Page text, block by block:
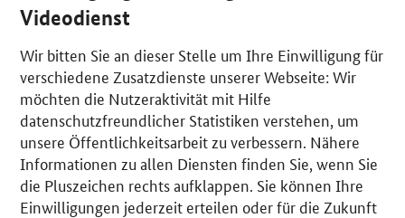
Videodienst
Wir bitten Sie an dieser Stelle um Ihre Einwilligung für
verschiedene Zusatzdienste unserer Webseite: Wir
möchten die Nutzeraktivität mit Hilfe
datenschutzfreundlicher Statistiken verstehen, um
unsere Öffentlichkeitsarbeit zu verbessern. Nähere
Informationen zu allen Diensten finden Sie, wenn Sie
die Pluszeichen rechts aufklappen. Sie können Ihre
Einwilligungen jederzeit erteilen oder für die Zukunft